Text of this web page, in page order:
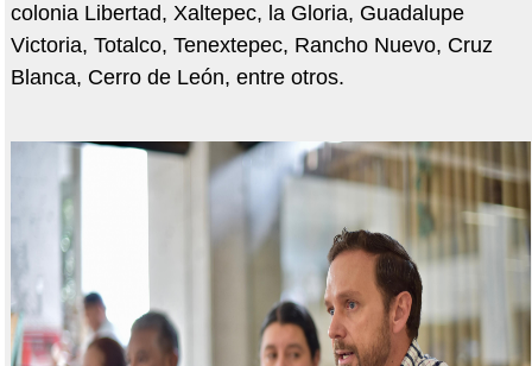
colonia Libertad, Xaltepec, la Gloria, Guadalupe
Victoria, Totalco, Tenextepec, Rancho Nuevo, Cruz
Blanca, Cerro de León, entre otros.